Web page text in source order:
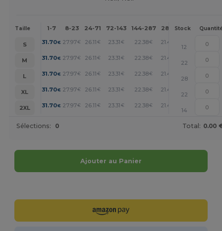
Taille 1-7 8-23 24-71 72-143 144-287 288 + Plus
Stock
S 31.70€ 27.97€ 26.11€ 23.31€ 22.38€ 21.45
12
M
31.70€ 27.97€ 26.11€ 23.31€ 22.38€ 21.45 +
22
L
31.70€ 27.97€ 26.11€ 23.31€ 22.38€ 21.45 +
28
XL
31.70€ 27.97€ 26.11€ 23.31€ 22.38€ 21.45 +
22
2XL
31.70€ 27.97€ 26.11€ 23.31€ 22.38€ 21.45
14
Sélections: 0 Total: 0.00
Ajouter au Panier